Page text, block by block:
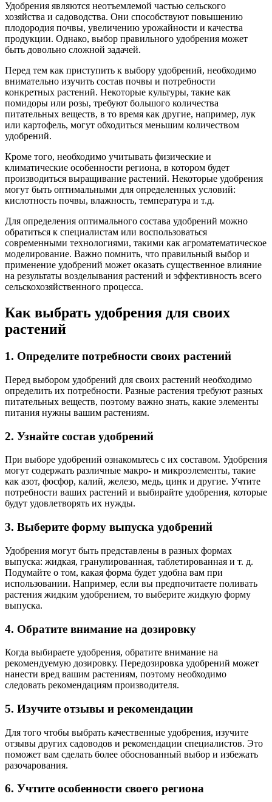
Удобрения являются неотъемлемой частью сельского
хозяйства и садоводства. Они способствуют повышению
плодородия почвы, увеличению урожайности и качества
продукции. Однако, выбор правильного удобрения может
быть довольно сложной задачей.
Перед тем как приступить к выбору удобрений, необходимо
внимательно изучить состав почвы и потребности
конкретных растений. Некоторые культуры, такие как
помидоры или розы, требуют большого количества
питательных веществ, в то время как другие, например, лук
или картофель, могут обходиться меньшим количеством
удобрений.
Кроме того, необходимо учитывать физические и
климатические особенности региона, в котором будет
производиться выращивание растений. Некоторые удобрения
могут быть оптимальными для определенных условий:
кислотность почвы, влажность, температура и т.д.
Для определения оптимального состава удобрений можно
обратиться к специалистам или воспользоваться
современными технологиями, такими как агроматематическое
моделирование. Важно помнить, что правильный выбор и
применение удобрений может оказать существенное влияние
на результаты возделывания растений и эффективность всего
сельскохозяйственного процесса.
Как выбрать удобрения для своих
растений
1. Определите потребности своих растений
Перед выбором удобрений для своих растений необходимо
определить их потребности. Разные растения требуют разных
питательных веществ, поэтому важно знать, какие элементы
питания нужны вашим растениям.
2. Узнайте состав удобрений
При выборе удобрений ознакомьтесь с их составом. Удобрения
могут содержать различные макро- и микроэлементы, такие
как азот, фосфор, калий, железо, медь, цинк и другие. Учтите
потребности ваших растений и выбирайте удобрения, которые
будут удовлетворять их нужды.
3. Выберите форму выпуска удобрений
Удобрения могут быть представлены в разных формах
выпуска: жидкая, гранулированная, таблетированная и т. д.
Подумайте о том, какая форма будет удобна вам при
использовании. Например, если вы предпочитаете поливать
растения жидким удобрением, то выберите жидкую форму
выпуска.
4. Обратите внимание на дозировку
Когда выбираете удобрения, обратите внимание на
рекомендуемую дозировку. Передозировка удобрений может
нанести вред вашим растениям, поэтому необходимо
следовать рекомендациям производителя.
5. Изучите отзывы и рекомендации
Для того чтобы выбрать качественные удобрения, изучите
отзывы других садоводов и рекомендации специалистов. Это
поможет вам сделать более обоснованный выбор и избежать
разочарования.
6. Учтите особенности своего региона